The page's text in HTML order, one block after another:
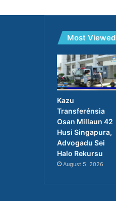
Most Viewed
Kazu
Transferénsia
Osan Millaun 42
Husi Singapura,
Advogadu Sei
Halo Rekursu
August 5, 2026